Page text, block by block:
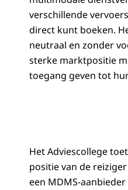
verschillende
direct kunt boeken.
neutraal en zonder
sterke marktpositie
toegang geven tot
Het Adviescollege
positie van de
een MDMS-